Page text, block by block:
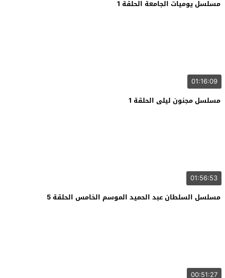
مسلسل يوميات الجامعة الحلقة 1
01:16:09
مسلسل مجنون ليلى الحلقة 1
01:56:53
مسلسل السلطان عبد الحميد الموسم الخامس الحلقة 5
00:51:27